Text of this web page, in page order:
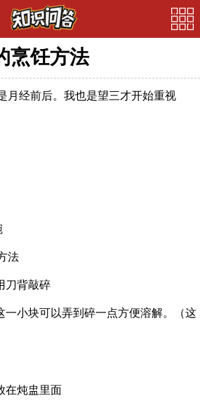
烹饪方法
月经前后。我也是望三才开始重视
法
刀背敲碎
一小块可以弄到碎一点方便溶解。（这
在炖盅里面